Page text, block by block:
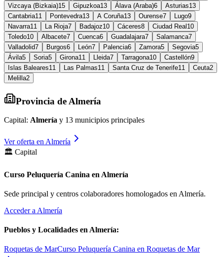
Vizcaya (Bizkaia)15 Gipuzkoa13 Álava (Araba)6 Asturias13
Cantabria11 Pontevedra13 A Coruña13 Ourense7 Lugo9
Navarra11 La Rioja7 Badajoz10 Cáceres8 Ciudad Real 10
Toledo10 Albacete7 Cuenca6 Guadalajara7 Salamanca7
Valladolid7 Burgos6 León7 Palencia6 Zamora5 Segovia5
Ávila5 Soria5 Girona11 Lleida7 Tarragona10 Castellón9
Islas Baleares11 Las Palmas11 Santa Cruz de Tenerife11 Ceuta2
Melilla2
Provincia de Almería
Capital: Almería y 13 municipios principales
Ver oferta en Almería
🏛️ Capital
Curso Peluquería Canina en Almería
Sede principal y centros colaboradores homologados en Almería.
Acceder a Almería
Pueblos y Localidades en Almería:
Roquetas de MarCurso Peluquería Canina en Roquetas de Mar